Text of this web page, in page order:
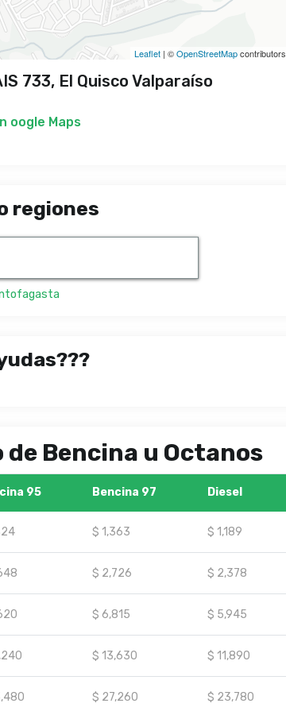
Leaflet | ©OpenStreetMapcontributors
733, El Quisco Valparaíso
oogle Maps
regiones
Bencina u Octanos
95 Bencina 97 Diesel
$ 1,363 $ 1,189
$ 2,726 $ 2,378
$ 6,815 $ 5,945
$ 13,630 $ 11,890
$ 27,260 $ 23,780